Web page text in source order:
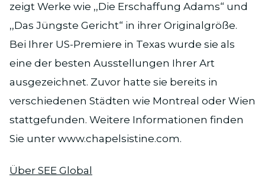
zeigt Werke wie ,,Die Erschaffung Adams“ und
,,Das Jüngste Gericht“ in ihrer Originalgröße.
Bei Ihrer US-Premiere in Texas wurde sie als
eine der besten Ausstellungen Ihrer Art
ausgezeichnet. Zuvor hatte sie bereits in
verschiedenen Städten wie Montreal oder Wien
stattgefunden. Weitere Informationen finden
Sie unter www.chapelsistine.com.
Über SEE Global